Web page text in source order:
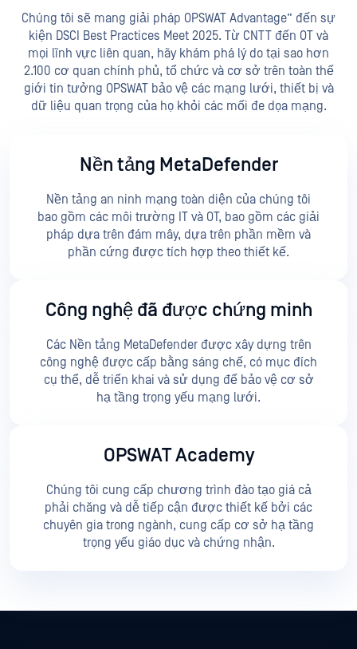
Chúng tôi sẽ mang giải pháp OPSWAT Advantage” đến sự
kiện DSCI Best Practices Meet 2025. Từ CNTT đến OT và
mọi lĩnh vực liên quan, hãy khám phá lý do tại sao hơn
2.100 cơ quan chính phủ, tổ chức và cơ sở trên toàn thế
giới tin tưởng OPSWAT bảo vệ các mạng lưới, thiết bị và
dữ liệu quan trọng của họ khỏi các mối đe dọa mạng.
Nền tảng MetaDefender
Nền tảng an ninh mạng toàn diện của chúng tôi
bao gồm các môi trường IT và OT, bao gồm các giải
pháp dựa trên đám mây, dựa trên phần mềm và
phần cứng được tích hợp theo thiết kế.
Công nghệ đã được chứng minh
Các Nền tảng MetaDefender được xây dựng trên
công nghệ được cấp bằng sáng chế, có mục đích
cụ thể, dễ triển khai và sử dụng để bảo vệ cơ sở
hạ tầng trọng yếu mạng lưới.
OPSWAT Academy
Chúng tôi cung cấp chương trình đào tạo giá cả
phải chăng và dễ tiếp cận được thiết kế bởi các
chuyên gia trong ngành, cung cấp cơ sở hạ tầng
trọng yếu giáo dục và chứng nhận.